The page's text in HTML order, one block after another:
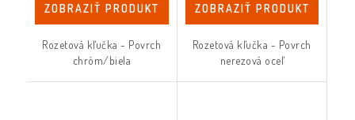
ZOBRAZIŤ PRODUKT
Rozetová kľučka - Povrch
chróm/biela
ZOBRAZIŤ PRODUKT
Rozetová kľučka - Povrch
nerezová oceľ